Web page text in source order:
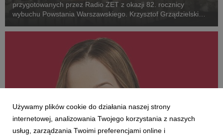
przygotowanych przez Radio ZET z okazji 82. rocznicy
wybuchu Powstania Warszawskiego. Krzysztof Grządzielski
lat pielęgnującymi pamięć o tamtych wydarzenia...
Używamy plików cookie do działania naszej strony
internetowej, analizowania Twojego korzystania z naszych
usług, zarządzania Twoimi preferencjami online i